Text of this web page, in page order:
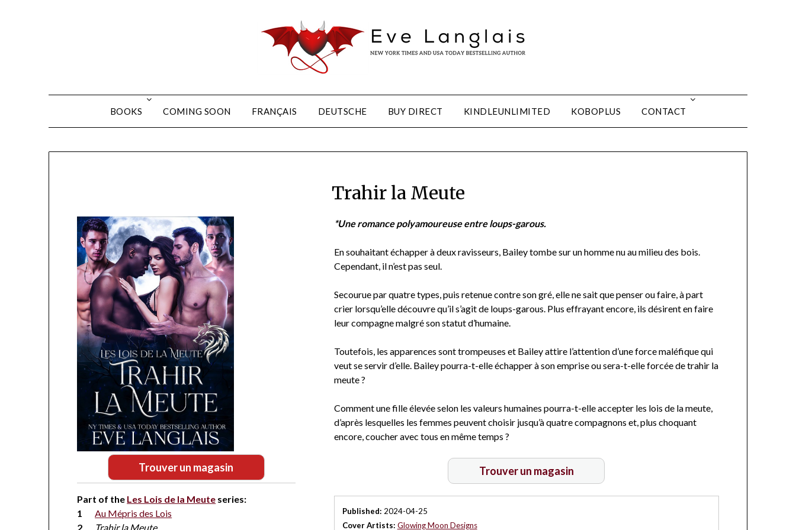
BOOKS COMING SOON FRANÇAIS DEUTSCHE BUY DIRECT KINDLEUNLIMITED KOBOPLUS CONTACT
Trahir la Meute
Trouver un magasin
Part of the Les Lois de la Meute series:
Au Mépris des Lois
Trahir la Meute
*Une romance polyamoureuse entre loups-garous.
En souhaitant échapper à deux ravisseurs, Bailey tombe sur un homme nu au milieu des bois.
Cependant, il n’est pas seul.
Secourue par quatre types, puis retenue contre son gré, elle ne sait que penser ou faire, à part
crier lorsqu’elle découvre qu’il s’agit de loups-garous. Plus effrayant encore, ils désirent en faire
leur compagne malgré son statut d’humaine.
Toutefois, les apparences sont trompeuses et Bailey attire l’attention d’une force maléfique qui
veut se servir d’elle. Bailey pourra-t-elle échapper à son emprise ou sera-t-elle forcée de trahir la
meute ?
Comment une fille élevée selon les valeurs humaines pourra-t-elle accepter les lois de la meute,
d’après lesquelles les femmes peuvent choisir jusqu’à quatre compagnons et, plus choquant
encore, coucher avec tous en même temps ?
Trouver un magasin
Published: 2024-04-25
Cover Artists: Glowing Moon Designs